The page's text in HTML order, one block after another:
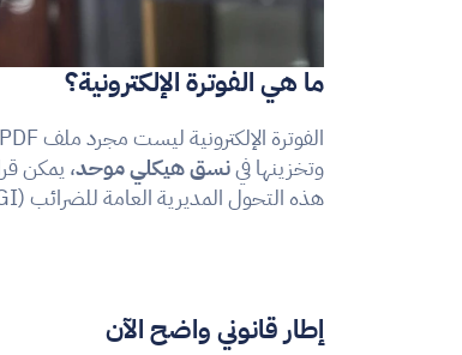
ما هي الفوترة الإلكترونية؟
وتخزينها في نسق هيكلي موحد
هذه التحول المديرية العامة للضرائب (DGI) وستشمل في النهاية أكثر من 1.2 مليون مقاولة.
إطار قانوني واضح الآن